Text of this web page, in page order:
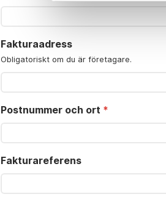
fakturaadress
Obligatoriskt om du är företagare.
postnummer och ort *
fakturareferens